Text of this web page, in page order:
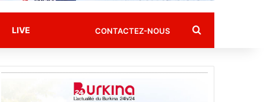
LIVE CONTACTEZ-NOUS Rechercher